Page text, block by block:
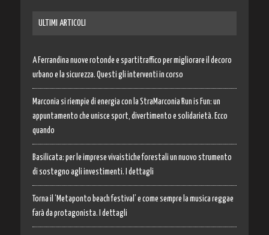
ULTIMI ARTICOLI
A Ferrandina nuove rotonde e spartitraffico per migliorare il decoro
urbano e la sicurezza. Questi gli interventi in corso
Marconia si riempie di energia con la StraMarconia Run is Fun: un
appuntamento che unisce sport, divertimento e solidarietà. Ecco
quando
Basilicata: per le imprese vivaistiche forestali un nuovo strumento
di sostegno agli investimenti. I dettagli
Torna il ‘Metaponto beach festival’ e come sempre la musica reggae
farà da protagonista. I dettagli